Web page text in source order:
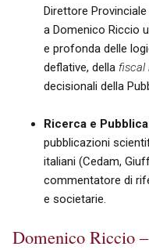
Direttore
a Domenico Riccio
e profonda delle
deflative, della fiscal
decisionali della
Ricerca e
pubblicazioni
italiani (Cedam,
commentatore di
e societarie.
Domenico Riccio